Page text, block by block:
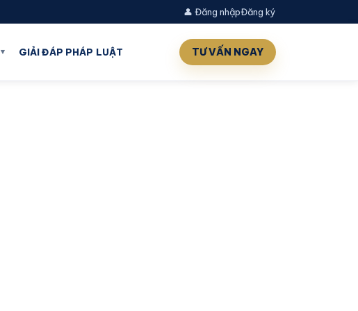
👤 Đăng nhậpĐăng ký
▾ GIẢI ĐÁP PHÁP LUẬT TƯ VẤN NGAY